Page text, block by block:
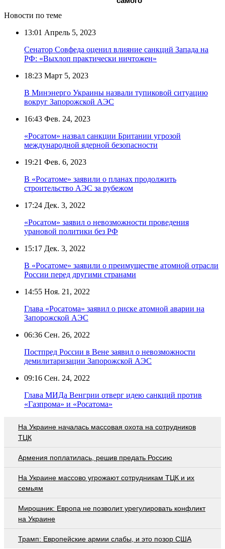
Новости по теме
13:01 Апрель 5, 2023
Сенатор Совфеда оценил влияние санкций Запада на
РФ: «Выхлоп практически ничтожен»
18:23 Март 5, 2023
В Минэнерго Украины назвали тупиковой ситуацию
вокруг Запорожской АЭС
16:43 Фев. 24, 2023
«Росатом» назвал санкции Британии угрозой
международной ядерной безопасности
19:21 Фев. 6, 2023
В «Росатоме» заявили о планах продолжить
строительство АЭС за рубежом
17:24 Дек. 3, 2022
«Росатом» заявил о невозможности проведения
урановой политики без РФ
15:17 Дек. 3, 2022
В «Росатоме» заявили о преимуществе атомной отрасли
России перед другими странами
14:55 Ноя. 21, 2022
Глава «Росатома» заявил о риске атомной аварии на
Запорожской АЭС
06:36 Сен. 26, 2022
Постпред России в Вене заявил о невозможности
демилитаризации Запорожской АЭС
09:16 Сен. 24, 2022
Глава МИДа Венгрии отверг идею санкций против
«Газпрома» и «Росатома»
На Украине началась массовая охота на сотрудников
ТЦК
Армения поплатилась, решив предать Россию
На Украине массово угрожают сотрудникам ТЦК и их
семьям
Мирошник: Европа не позволит урегулировать конфликт
на Украине
Трамп: Европейские армии слабы, и это позор США